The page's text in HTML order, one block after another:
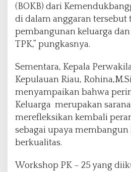
(BOKB) dari
di dalam anggaran tersebut
pembangunan keluarga
TPK,” pungkasnya.
Sementara, Kepala
Kepulauan Riau,
menyampaikan bahwa
Keluarga merupakan
merefleksikan kembali
sebagai upaya membangun
berkualitas.
Workshop PK – 25 yang